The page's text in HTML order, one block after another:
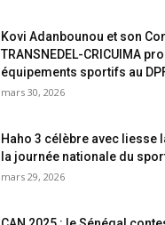
Kovi Adanbounou et son
TRANSNEDEL-CRICUIMA
équipements sportifs au
mars 30, 2026
Haho 3 célèbre avec liesse
la journée nationale du
mars 29, 2026